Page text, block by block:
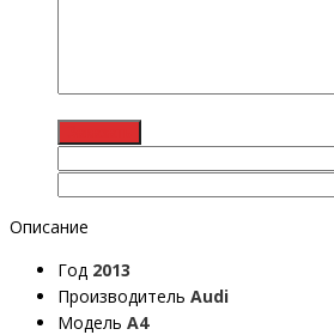
Описание
Год 2013
Производитель Audi
Модель A4